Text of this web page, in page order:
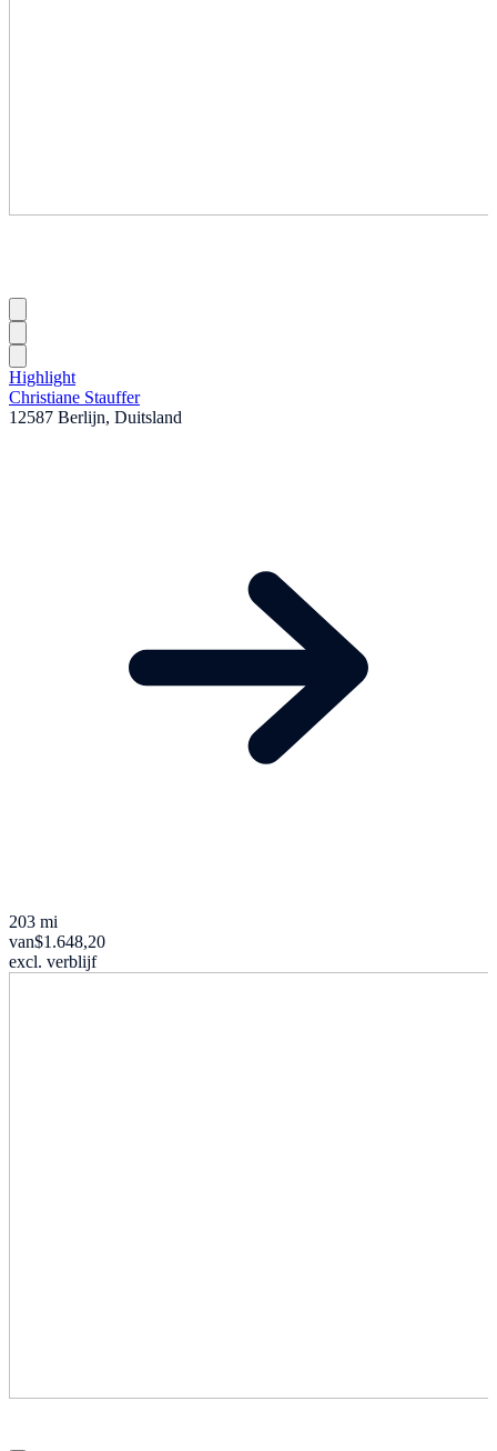
Highlight
Christiane Stauffer
12587 Berlijn, Duitsland
203 mi
van$1.648,20
excl. verblijf